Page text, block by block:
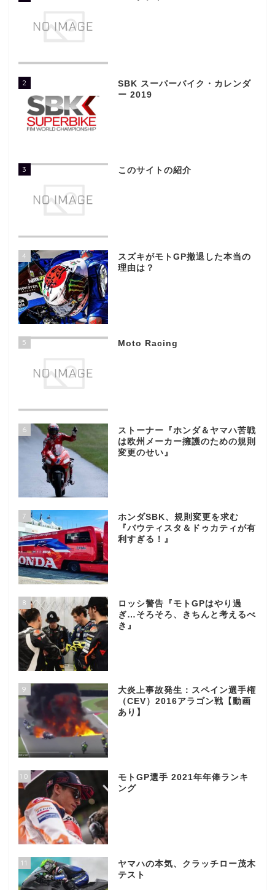
2
SBK スーパーバイク・カレンダ
ー 2019
3 このサイトの紹介
4
スズキがモトGP撤退した本当の
理由は？
5 Moto Racing
6
ストーナー『ホンダ＆ヤマハ苦戦
は欧州メーカー擁護のための規則
変更のせい』
7
ホンダSBK、規則変更を求む
『バウティスタ＆ドゥカティが有
利すぎる！』
8
ロッシ警告『モトGPはやり過
ぎ…そろそろ、きちんと考えるべ
き』
9
大炎上事故発生：スペイン選手権
（CEV）2016アラゴン戦【動画
あり】
10
モトGP選手 2021年年俸ランキ
ング
11
ヤマハの本気、クラッチロー茂木
テスト